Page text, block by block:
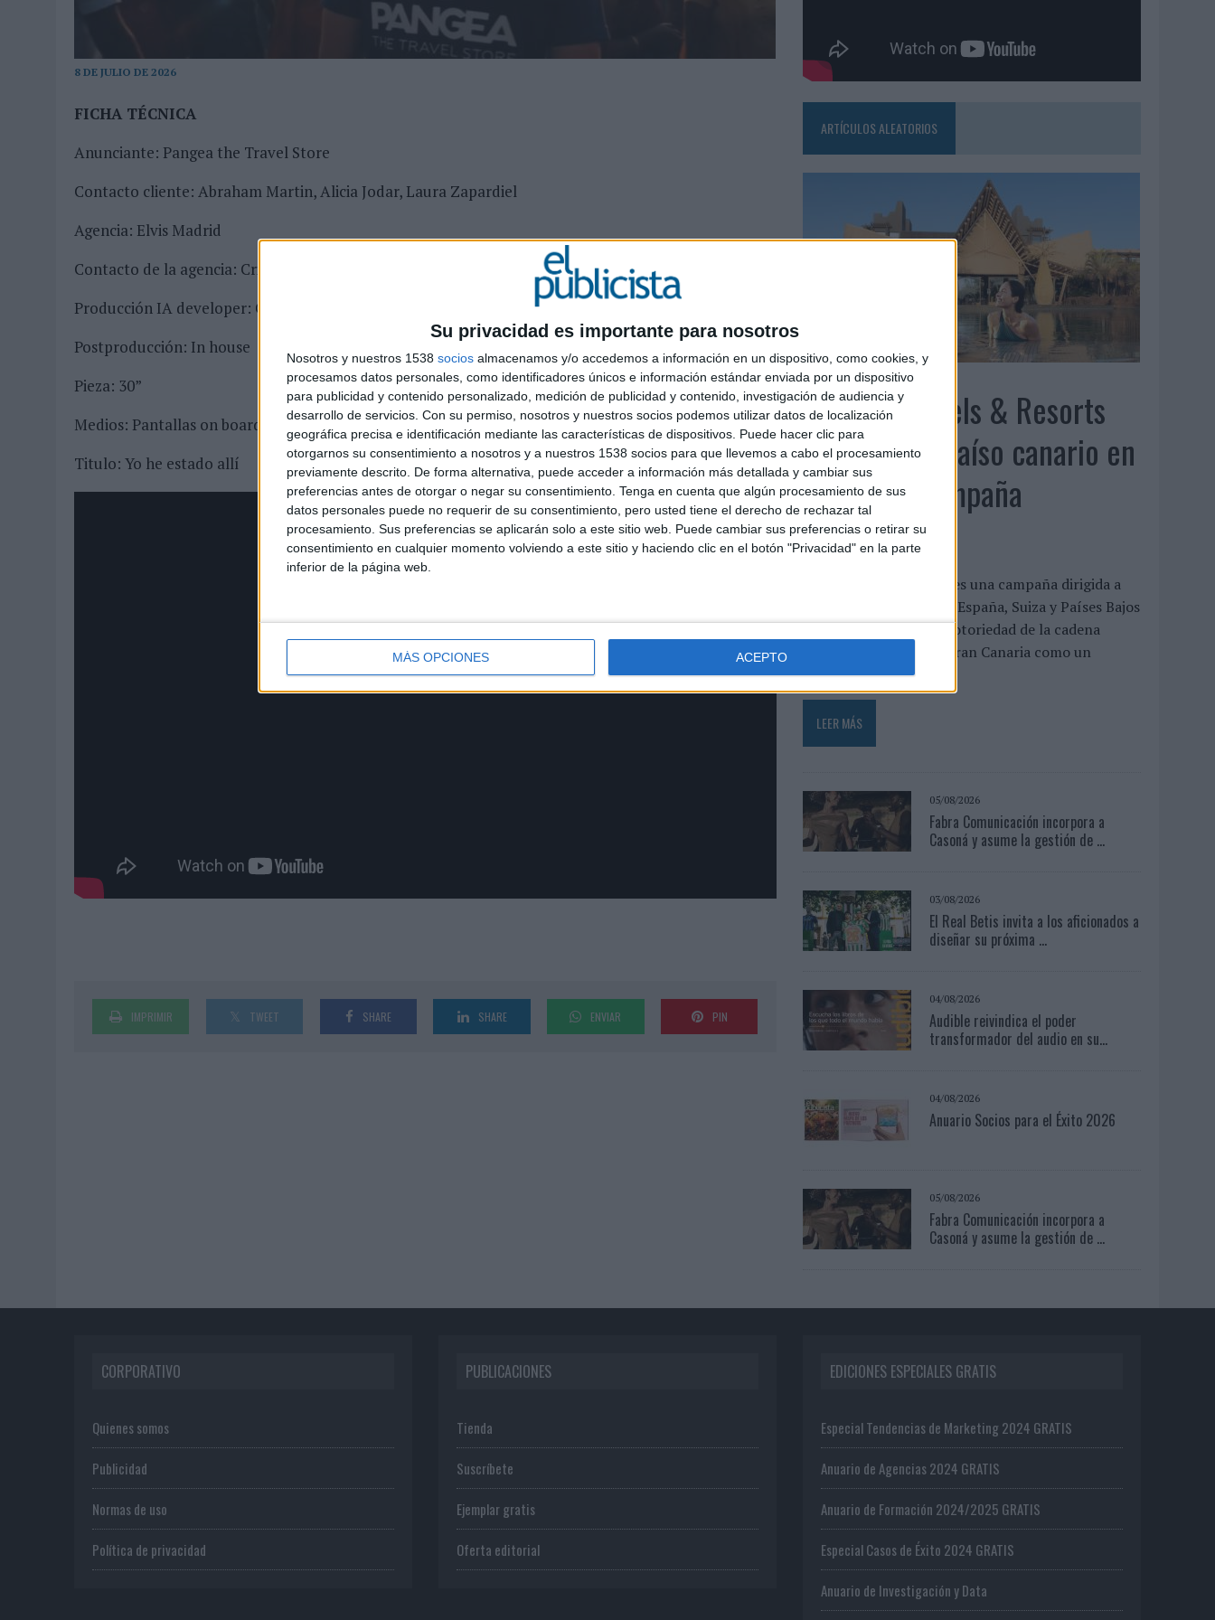
Su privacidad es importante para nosotros
Nosotros y nuestros 1538 socios almacenamos y/o accedemos a información en un dispositivo, como cookies, y
procesamos datos personales, como identificadores únicos e información estándar enviada por un dispositivo
para publicidad y contenido personalizado, medición de publicidad y contenido, investigación de audiencia y
desarrollo de servicios. Con su permiso, nosotros y nuestros socios podemos utilizar datos de localización
geográfica precisa e identificación mediante las características de dispositivos. Puede hacer clic para
otorgarnos su consentimiento a nosotros y a nuestros 1538 socios para que llevemos a cabo el procesamiento
previamente descrito. De forma alternativa, puede acceder a información más detallada y cambiar sus
preferencias antes de otorgar o negar su consentimiento. Tenga en cuenta que algún procesamiento de sus
datos personales puede no requerir de su consentimiento, pero usted tiene el derecho de rechazar tal
procesamiento. Sus preferencias se aplicarán solo a este sitio web. Puede cambiar sus preferencias o retirar su
consentimiento en cualquier momento volviendo a este sitio y haciendo clic en el botón "Privacidad" en la parte
inferior de la página web.
MÁS OPCIONES ACEPTO
BEON WORLDWIDE LANZA RAÍZ URBANA PARA TRANSFORMAR EL PATRIMONIO HISTÓRICO EN ACTIVOS CULTURALES Y ECONÓMICOS
8 DE JULIO DE 2026
FICHA TÉCNICA
Anunciante: Pangea the Travel Store
Contacto cliente: Abraham Martin, Alicia Jodar, Laura Zapardiel
Agencia: Elvis Madrid
Contacto de la agencia: Cristiano Cavalieri, Jorge Candeal, Jorge Moscat
Producción IA developer: Cristiano Cavalieri
Postproducción: In house
Pieza: 30”
Medios: Pantallas on boarding Iberia
Titulo: Yo he estado allí
IMPRIMIR TWEET SHARE SHARE ENVIAR PIN
ARTÍCULOS ALEATORIOS
05/08/2026
Lopesan Hotels & Resorts
acerca el paraíso canario en
su última campaña
internacional
‘El paraíso, más cerca’ es una campaña dirigida a
Reino Unido, Alemania, España, Suiza y Países Bajos
que busca reforzar la notoriedad de la cadena
hotelera y posicionar Gran Canaria como un
destino...
LEER MÁS
05/08/2026
Fabra Comunicación incorpora a
Casoná y asume la gestión de ...
03/08/2026
El Real Betis invita a los aficionados a
diseñar su próxima ...
04/08/2026
Audible reivindica el poder
transformador del audio en su...
04/08/2026
Anuario Socios para el Éxito 2026
05/08/2026
Fabra Comunicación incorpora a
Casoná y asume la gestión de ...
CORPORATIVO
Quienes somos
Publicidad
Normas de uso
Política de privacidad
PUBLICACIONES
Tienda
Suscríbete
Ejemplar gratis
Oferta editorial
EDICIONES ESPECIALES GRATIS
Especial Tendencias de Marketing 2024 GRATIS
Anuario de Agencias 2024 GRATIS
Anuario de Formación 2024/2025 GRATIS
Especial Casos de Éxito 2024 GRATIS
Anuario de Investigación y Data